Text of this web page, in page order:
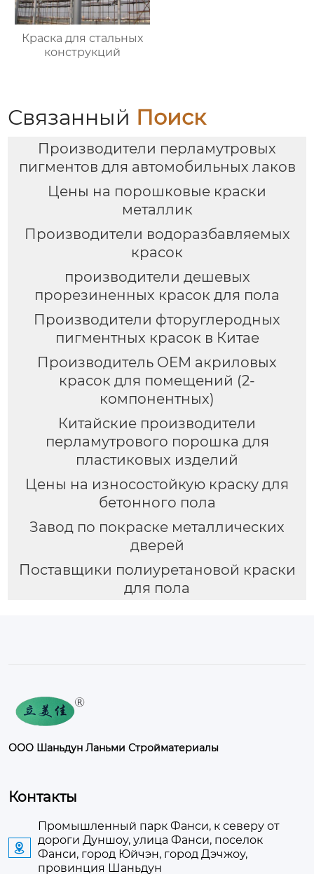
Краска для стальных
конструкций
Связанный Поиск
Производители перламутровых
пигментов для автомобильных лаков
Цены на порошковые краски
металлик
Производители водоразбавляемых
красок
производители дешевых
прорезиненных красок для пола
Производители фторуглеродных
пигментных красок в Китае
Производитель OEM акриловых
красок для помещений (2-
компонентных)
Китайские производители
перламутрового порошка для
пластиковых изделий
Цены на износостойкую краску для
бетонного пола
Завод по покраске металлических
дверей
Поставщики полиуретановой краски
для пола
ООО Шаньдун Ланьми Стройматериалы
Контакты

Промышленный парк Фанси, к северу от
дороги Дуншоу, улица Фанси, поселок
Фанси, город Юйчэн, город Дэчжоу,
провинция Шаньдун